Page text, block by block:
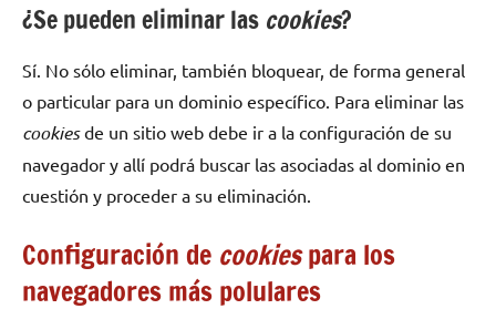
¿Se pueden eliminar las cookies?
Sí. No sólo eliminar, también bloquear, de forma general
o particular para un dominio específico. Para eliminar las
cookiesde un sitio web debe ir a la configuración de su
navegador y allí podrá buscar las asociadas al dominio en
cuestión y proceder a su eliminación.
Configuración de cookiespara los
navegadores más polulares